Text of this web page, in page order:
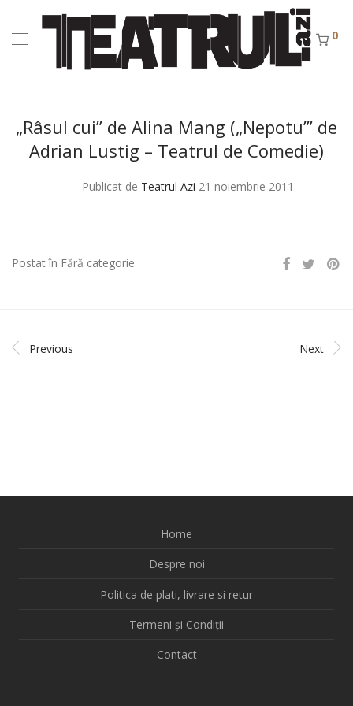
0
„Râsul cui” de Alina Mang („Nepotu’” de
Adrian Lustig – Teatrul de Comedie)
Publicat de Teatrul Azi 21 noiembrie 2011
Postat în Fără categorie.
Previous Next
Home
Despre noi
Politica de plati, livrare si retur
Termeni și Condiții
Contact